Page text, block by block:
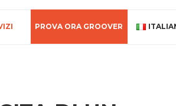
PROVA ORA GROOVER